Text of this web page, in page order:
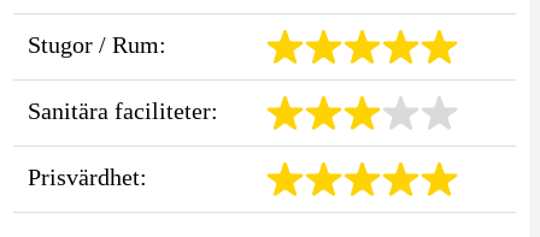
Stugor / Rum:
Sanitära faciliteter:
Prisvärdhet: